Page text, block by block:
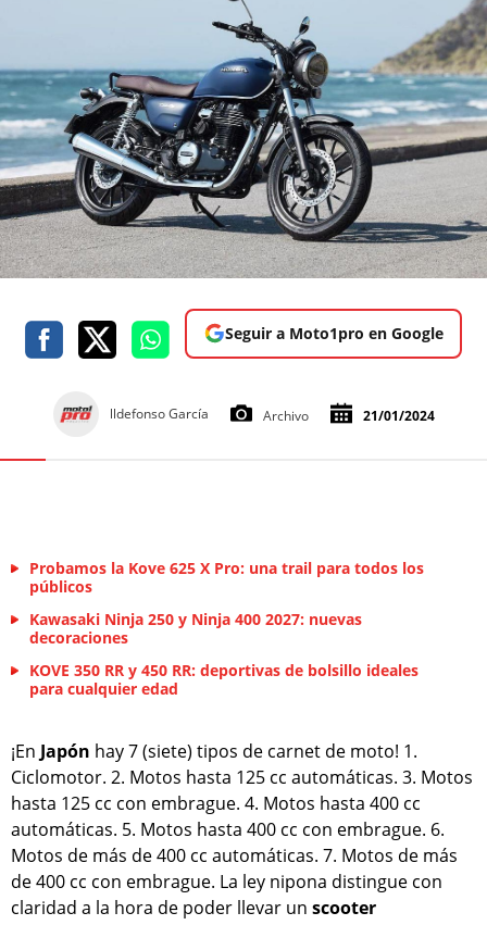
Seguir a Moto1pro en Google
lldefonso García Archivo 21/01/2024
Probamos la Kove 625 X Pro: una trail para todos los
públicos
Kawasaki Ninja 250 y Ninja 400 2027: nuevas
decoraciones
KOVE 350 RR y 450 RR: deportivas de bolsillo ideales
para cualquier edad
¡En Japón hay 7 (siete) tipos de carnet de moto! 1.
Ciclomotor. 2. Motos hasta 125 cc automáticas. 3. Motos
hasta 125 cc con embrague. 4. Motos hasta 400 cc
automáticas. 5. Motos hasta 400 cc con embrague. 6.
Motos de más de 400 cc automáticas. 7. Motos de más
de 400 cc con embrague. La ley nipona distingue con
claridad a la hora de poder llevar un scooter